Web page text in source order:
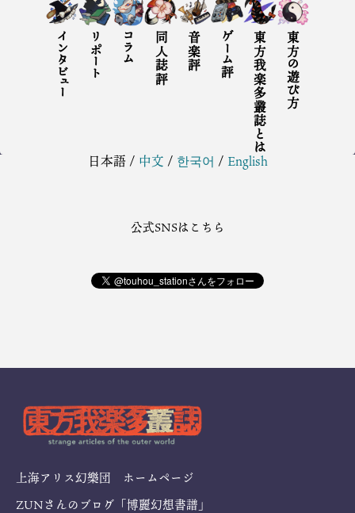
インタビュー リポート コラム 同人誌評 音楽評 ゲーム評 東方我楽多叢誌とは 東方の遊び方
日本語/ 中文 / 한국어 / English
公式SNSはこちら
上海アリス幻樂団 ホームページ
ZUNさんのブログ「博麗幻想書譜」